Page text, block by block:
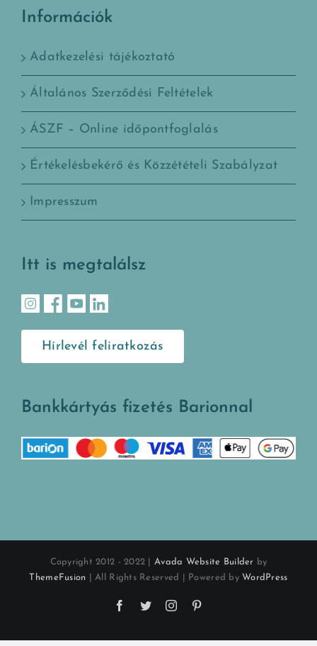
Információk
Adatkezelési tájékoztató
Általános Szerződési Feltételek
ÁSZF – Online időpontfoglalás
Értékelésbekérő és Közzétételi Szabályzat
Impresszum
Itt is megtalálsz
Hírlevél feliratkozás
Bankkártyás fizetés Barionnal
Copyright 2012 - 2022 | Avada Website Builder by
ThemeFusion | All Rights Reserved | Powered byWordPress
Facebook
TwitterInstagram